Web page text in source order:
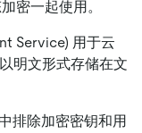
密一起使用。
Service) 用于云
明文形式存储在文
排除加密密钥和用